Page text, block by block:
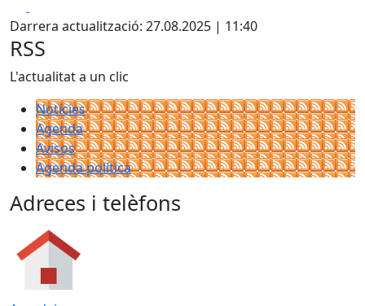
Darrera actualització: 27.08.2025 | 11:40
RSS
L'actualitat a un clic
Notícies
Agenda
Avisos
Agenda política
Adreces i telèfons